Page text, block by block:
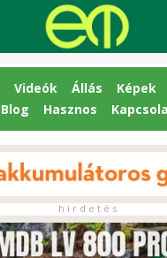
Videók Állás Képek
Blog
Hasznos
h i r d e t é s